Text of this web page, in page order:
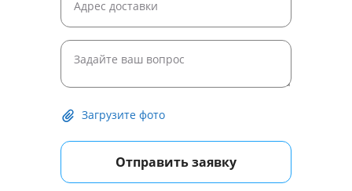
Загрузите фото
Отправить заявку